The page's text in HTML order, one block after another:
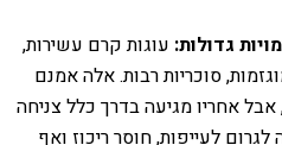
גדולות: עוגות קרם עשירות,
סוכריות רבות. אלה אמנם
אבל אחריו מגיעה בדרך כלל צניחה
לעייפות, חוסר ריכוז ואף